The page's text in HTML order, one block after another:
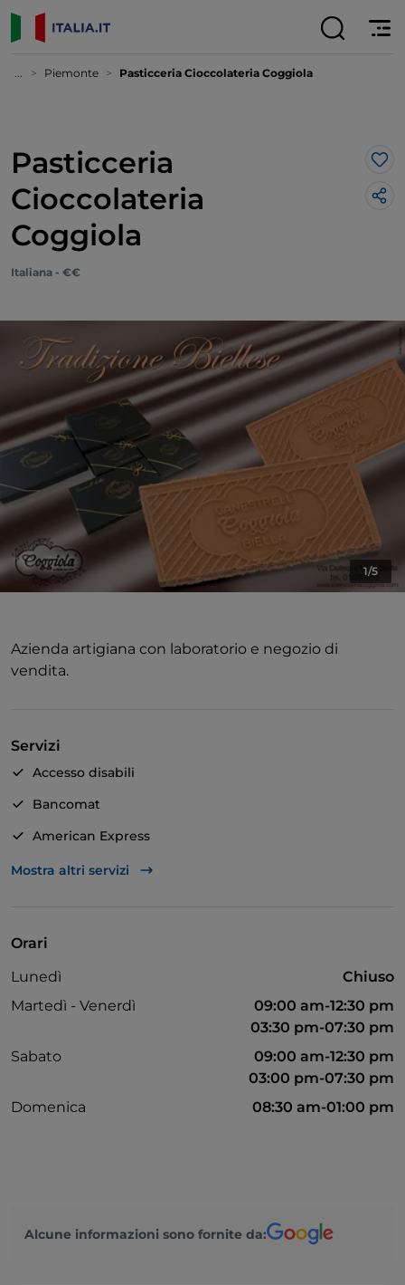
... Piemonte Pasticceria Cioccolateria Coggiola
Pasticceria
Cioccolateria
Coggiola
Italiana - €€
1/5
Azienda artigiana con laboratorio e negozio di
vendita.
Servizi
Accesso disabili
Bancomat
American Express
Mastercard
Mostra altri servizi
Orari
Lunedì
Chiuso
Martedì - Venerdì
09:00 am-12:30 pm
03:30 pm-07:30 pm
Sabato
09:00 am-12:30 pm
03:00 pm-07:30 pm
Domenica
08:30 am-01:00 pm
Alcune informazioni sono fornite da: